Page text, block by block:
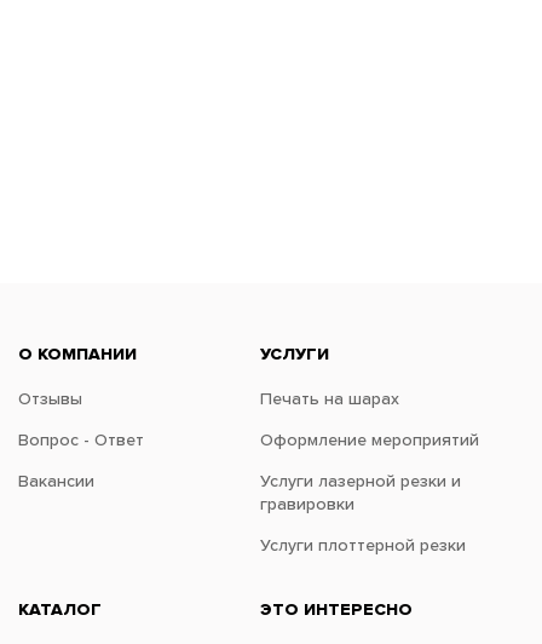
О КОМПАНИИ
Отзывы
Вопрос - Ответ
Вакансии
УСЛУГИ
Печать на шарах
Оформление мероприятий
Услуги лазерной резки и
гравировки
Услуги плоттерной резки
КАТАЛОГ ЭТО ИНТЕРЕСНО